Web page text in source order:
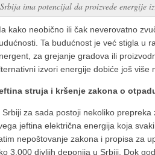
Srbija ima potencijal da proizvede energije
kako neobično ili čak neverovatno
Ta budućnost je već stigla u
za grejanje gradova ili
izvori energije dobiće još više
struja i kršenje zakona o
Srbiji za sada postoji nekoliko
jeftina električna energija koja
nepoštovanje zakona i propisa za
3.000 divljih deponija u Srbiji. Dok